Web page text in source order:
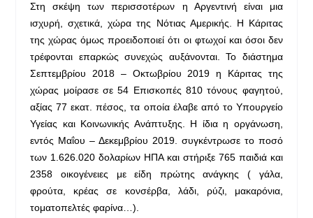
Στη σκέψη των περισσοτέρων η Αργεντινή είναι μια
ισχυρή, σχετικά, χώρα της Νότιας Αμερικής. Η Κάριτας
της χώρας όμως προειδοποιεί ότι οι φτωχοί και όσοι δεν
τρέφονται επαρκώς συνεχώς αυξάνονται. Το διάστημα
Σεπτεμβρίου 2018 – Οκτωβρίου 2019 η Κάριτας της
χώρας μοίρασε σε 54 Επισκοπές 810 τόνους φαγητού,
αξίας 77 εκατ. πέσος, τα οποία έλαβε από το Υπουργείο
Υγείας και Κοινωνικής Ανάπτυξης. Η ίδια η οργάνωση,
εντός Μαΐου – Δεκεμβρίου 2019. συγκέντρωσε το ποσό
των 1.626.020 δολαρίων ΗΠΑ και στήριξε 765 παιδιά και
2358 οικογένειες με είδη πρώτης ανάγκης ( γάλα,
φρούτα, κρέας σε κονσέρβα, λάδι, ρύζι, μακαρόνια,
τοματοπελτές φαρίνα…).